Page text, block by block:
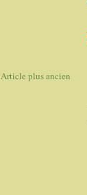
Article plus ancien